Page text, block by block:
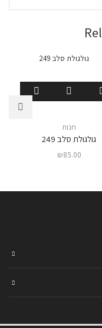
חנות
גולגולת סלב 249
₪85.00